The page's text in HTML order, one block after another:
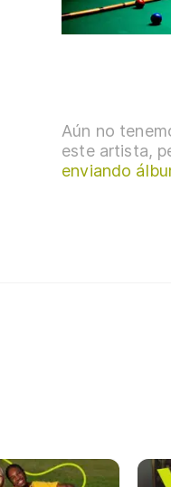
Aún no
este artista,
enviando